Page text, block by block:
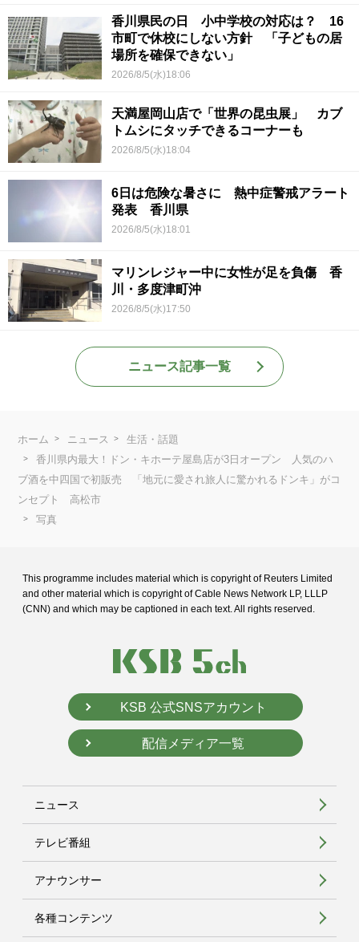
香川県民の日 小中学校の対応は？ 16
市町で休校にしない方針 「子どもの居
場所を確保できない」
2026/8/5(水)18:06
天満屋岡山店で「世界の昆虫展」 カブ
トムシにタッチできるコーナーも
2026/8/5(水)18:04
6日は危険な暑さに 熱中症警戒アラート
発表 香川県
2026/8/5(水)18:01
マリンレジャー中に女性が足を負傷 香
川・多度津町沖
2026/8/5(水)17:50
ニュース記事一覧
ホーム ニュース
生活・話題
香川県内最大！ドン・キホーテ屋島店が3日オープン 人気のハ
ブ酒を中四国で初販売 「地元に愛され旅人に驚かれるドンキ」がコ
ンセプト 高松市
写真
This programme includes material which is copyright of Reuters Limited
and other material which is copyright of Cable News Network LP, LLLP
(CNN) and which may be captioned in each text. All rights reserved.
KSB 公式SNSアカウント
配信メディア一覧
ニュース
テレビ番組
アナウンサー
各種コンテンツ